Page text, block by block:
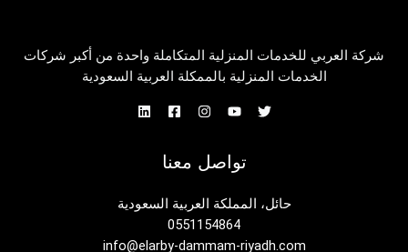
شركة العربي للخدمات المنزلية المتكاملة واحدة من أكبر شركات
الخدمات المنزلية بالممكلة العربية السعودية
تواصل معنا
حائل، المملكة العربية السعودية
0551154864
info@elarby-dammam-riyadh.com